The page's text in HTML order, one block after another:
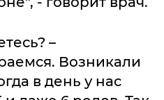
–
Возникали
в день у нас